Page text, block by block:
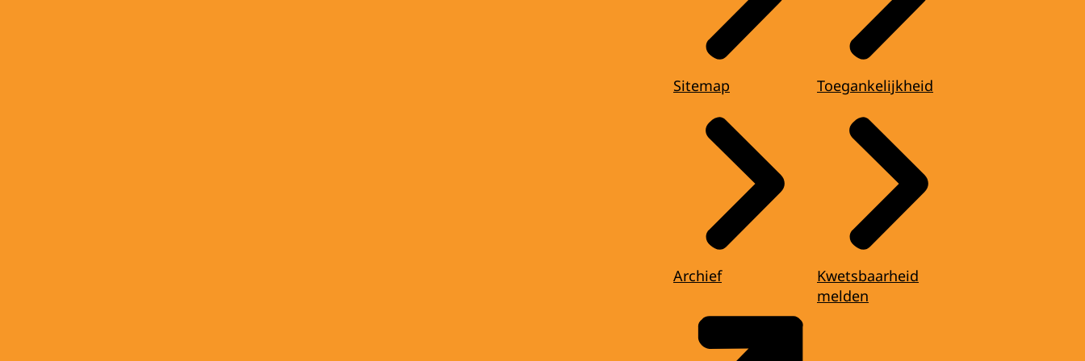
Sitemap
Archief
Toegankelijkheid
Kwetsbaarheid
melden